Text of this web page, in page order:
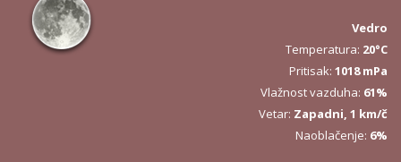
Vedro
Temperatura: 20°C
Pritisak: 1018 mPa
Vlažnost vazduha: 61%
Vetar: Zapadni, 1 km/č
Naoblačenje: 6%